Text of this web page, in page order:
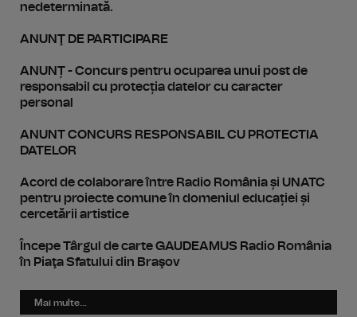
nedeterminată.
ANUNŢ DE PARTICIPARE
ANUNȚ - Concurs pentru ocuparea unui post de
responsabil cu protecția datelor cu caracter
personal
ANUNT CONCURS RESPONSABIL CU PROTECTIA
DATELOR
Acord de colaborare între Radio România și UNATC
pentru proiecte comune în domeniul educației și
cercetării artistice
Începe Târgul de carte GAUDEAMUS Radio România
în Piaţa Sfatului din Braşov
Mai multe...